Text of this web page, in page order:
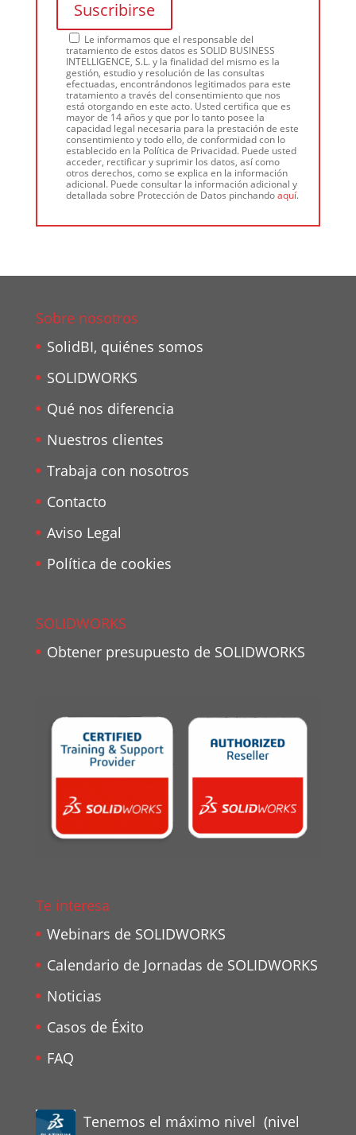
Le informamos que el responsable del
tratamiento de estos datos es SOLID BUSINESS
INTELLIGENCE, S.L. y la finalidad del mismo es la
gestión, estudio y resolución de las consultas
efectuadas, encontrándonos legitimados para este
tratamiento a través del consentimiento que nos
está otorgando en este acto. Usted certifica que es
mayor de 14 años y que por lo tanto posee la
capacidad legal necesaria para la prestación de este
consentimiento y todo ello, de conformidad con lo
establecido en la Política de Privacidad. Puede usted
acceder, rectificar y suprimir los datos, así como
otros derechos, como se explica en la información
adicional. Puede consultar la información adicional y
detallada sobre Protección de Datos pinchandoaquí.
Sobre nosotros
SolidBI, quiénes somos
SOLIDWORKS
Qué nos diferencia
Nuestros clientes
Trabaja con nosotros
Contacto
Aviso Legal
Política de cookies
SOLIDWORKS
Obtener presupuesto de SOLIDWORKS
Te interesa
Webinars de SOLIDWORKS
Calendario de Jornadas de SOLIDWORKS
Noticias
Casos de Éxito
FAQ
Tenemos el máximo nivel (nivel